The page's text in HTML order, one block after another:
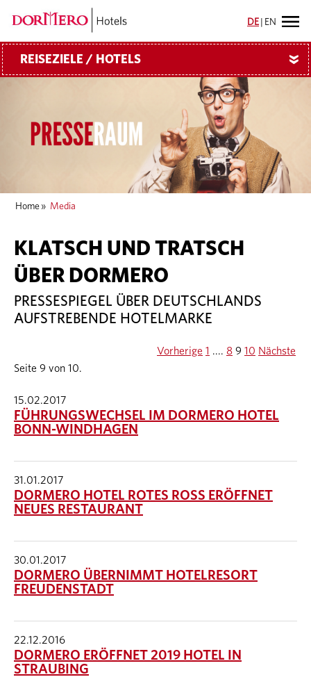
DE EN
REISEZIELE / HOTELS »
Home » Media
KLATSCH UND TRATSCH
ÜBER DORMERO
PRESSESPIEGEL ÜBER DEUTSCHLANDS
AUFSTREBENDE HOTELMARKE
Seite 9 von 10.
Vorherige 1 .... 8 9 10 Nächste
15.02.2017
FÜHRUNGSWECHSEL IM DORMERO HOTEL
BONN-WINDHAGEN
31.01.2017
DORMERO HOTEL ROTES ROSS ERÖFFNET
NEUES RESTAURANT
30.01.2017
DORMERO ÜBERNIMMT HOTELRESORT
FREUDENSTADT
22.12.2016
DORMERO ERÖFFNET 2019 HOTEL IN
STRAUBING